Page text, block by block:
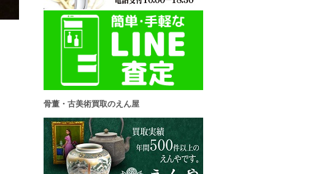
骨董・古美術買取のえん屋